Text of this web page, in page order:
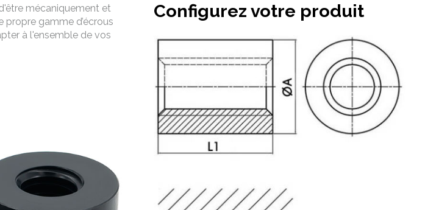
mécaniquement et
gamme d’écrous
à l'ensemble de vos
Configurez votre produit